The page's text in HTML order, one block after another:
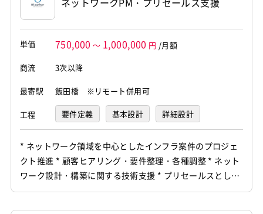
単価 750,000 ～ 1,000,000 円 /月額
商流
3次以降
最寄駅 飯田橋 ※リモート併用可
工程 要件定義 基本設計 詳細設計
* ネットワーク領域を中心としたインフラ案件のプロジェ
クト推進 * 顧客ヒアリング・要件整理・各種調整 * ネット
ワーク設計・構築に関する技術支援 * プリセールスとして
の提案支援・技術説明 * スケジュール・課題・進捗管理 *